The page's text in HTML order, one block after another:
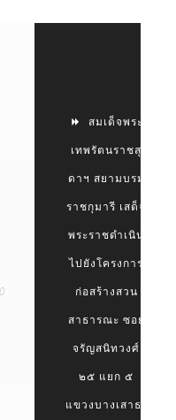
สมเด็จพระ
เทพรัตนราชสุ
ดาฯ สยามบรม
ราชกุมารี เสด็จ
พระราชดำเนิน
ไปยังโครงการ
ก่อสร้างสวน
สาธารณะ ซอย
จรัญสนิทวงศ์
๒๕ แยก ๕
แขวงบางเสาธง